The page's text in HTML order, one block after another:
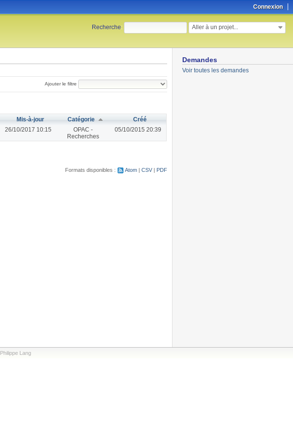
Connexion
Recherche: Aller à un projet...
Demandes
Voir toutes les demandes
Ajouter le filtre
Mis-à-jour Catégorie
Créé
26/10/2017 10:15
OPAC -
Recherches
05/10/2015 20:39
Formats disponibles : Atom CSV PDF
Lang